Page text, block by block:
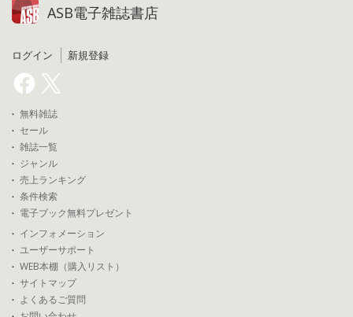
ASB電子雑誌書店
ログイン 新規登録
無料雑誌
セール
雑誌一覧
ジャンル
売上ランキング
条件検索
電子ブック無料プレゼント
インフォメーション
ユーザーサポート
WEB本棚（購入リスト）
サイトマップ
よくあるご質問